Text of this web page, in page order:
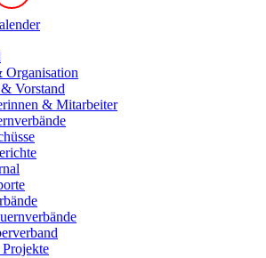
Organisation
Vorstand
& Mitarbeiter